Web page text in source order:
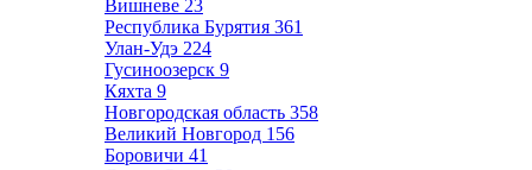
Вишневе 23
Республика Бурятия 361
Улан-Удэ 224
Гусиноозерск 9
Кяхта 9
Новгородская область 358
Великий Новгород 156
Боровичи 41